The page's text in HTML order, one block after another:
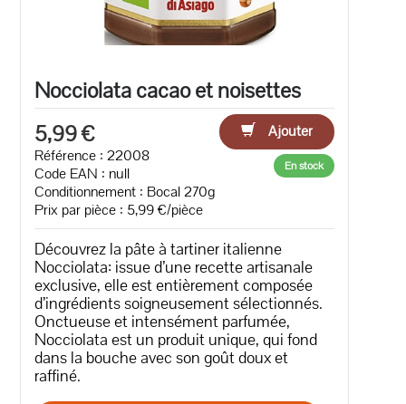
Nocciolata cacao et noisettes
5,99 €
Ajouter
Référence : 22008
Code EAN : null
Conditionnement : Bocal 270g
Prix par pièce : 5,99 €/pièce
En stock
Découvrez la pâte à tartiner italienne
Nocciolata: issue d’une recette artisanale
exclusive, elle est entièrement composée
d’ingrédients soigneusement sélectionnés.
Onctueuse et intensément parfumée,
Nocciolata est un produit unique, qui fond
dans la bouche avec son goût doux et
raffiné.